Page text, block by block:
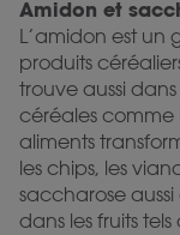
Amidon et
L’amidon est un
produits
trouve aussi
céréales comme
aliments
les chips, les
saccharose
dans les fruits